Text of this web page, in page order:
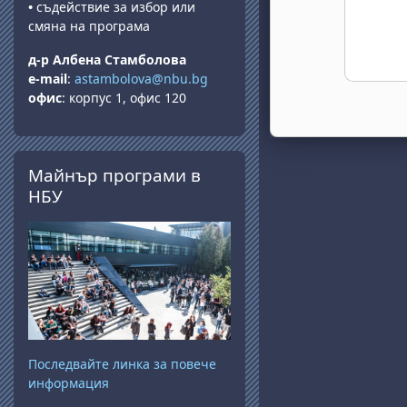
• съдействие за избор или
смяна на програма
д-р Албена Стамболова
e-mail: astambolova@nbu.bg
офис: корпус 1, офис 120
Salta Майнър програми в НБУ
Майнър програми в
НБУ
Последвайте линка за повече
информация